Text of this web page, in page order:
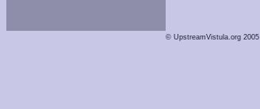
© UpstreamVistula.org 2005